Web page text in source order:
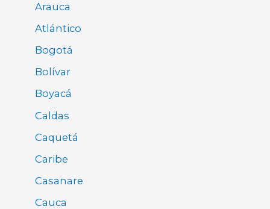
Arauca
Atlántico
Bogotá
Bolívar
Boyacá
Caldas
Caquetá
Caribe
Casanare
Cauca